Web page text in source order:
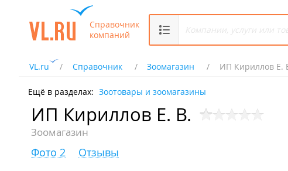
Справочник
компаний
VL.ru Справочник Зоомагазин ИП Кириллов Е.
Ещё в разделах: Зоотовары и зоомагазины
ИП Кириллов Е. В.
Зоомагазин
Фото 2 Отзывы